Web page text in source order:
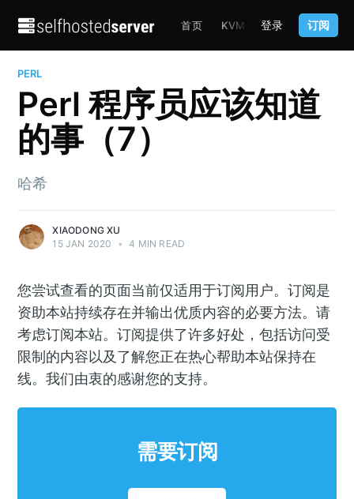
首页 KVM TERRAFORM
登录 订阅
PERL
Perl 程序员应该知道
的事（7）
哈希
XIAODONG XU
15 JAN 2020
• 4 MIN READ
您尝试查看的页面当前仅适用于订阅用户。订阅是
资助本站持续存在并输出优质内容的必要方法。请
考虑订阅本站。订阅提供了许多好处，包括访问受
限制的内容以及了解您正在热心帮助本站保持在
线。我们由衷的感谢您的支持。
需要订阅